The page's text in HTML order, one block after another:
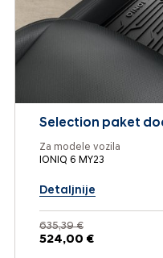
Selection paket
Za modele vozila
IONIQ 6 MY23
Detaljnije
635,39 €
524,00 €